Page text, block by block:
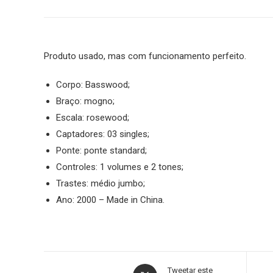
Produto usado, mas com funcionamento perfeito.
Corpo: Basswood;
Braço: mogno;
Escala: rosewood;
Captadores: 03 singles;
Ponte: ponte standard;
Controles: 1 volumes e 2 tones;
Trastes: médio jumbo;
Ano: 2000 – Made in China.
Tweetar este